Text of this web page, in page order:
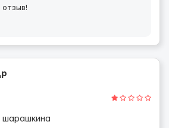
отзыв!
шарашкина